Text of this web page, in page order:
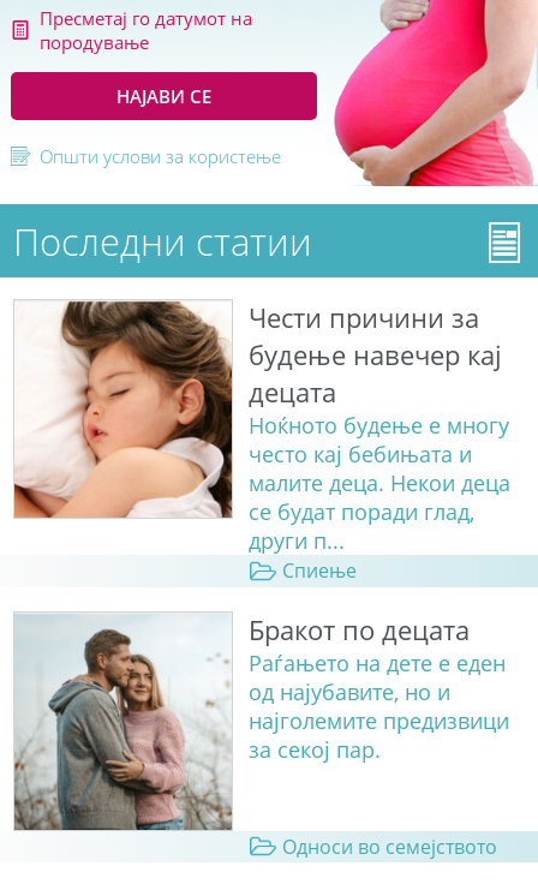
Пресметај го датумот на
породување
НАЈАВИ СЕ
Општи услови за користење
Последни статии
Чести причини за
будење навечер кај
децата
Ноќното будење е многу
често кај бебињата и
малите деца. Некои деца
се будат поради глад,
други п...
Спиење
Бракот по децата
Раѓањето на дете е еден
од најубавите, но и
најголемите предизвици
за секој пар.
Односи во семејството